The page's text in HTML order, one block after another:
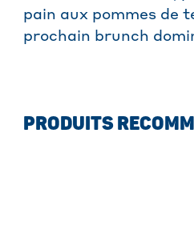
pain aux pommes de
prochain brunch
PRODUITS